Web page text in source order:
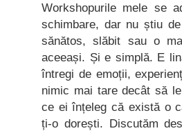
Workshopurile mele se
schimbare, dar nu știu
sănătos, slăbit sau o
aceeași. Și e simplă. E
întregi de emoții,
nimic mai tare decât să
ce ei înțeleg că există o
ți-o dorești. Discutăm